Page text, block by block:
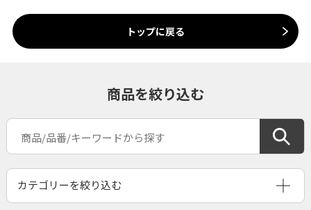
トップに戻る
商品を絞り込む